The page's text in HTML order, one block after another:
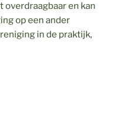
overdraagbaar en kan
op een ander
in de praktijk,